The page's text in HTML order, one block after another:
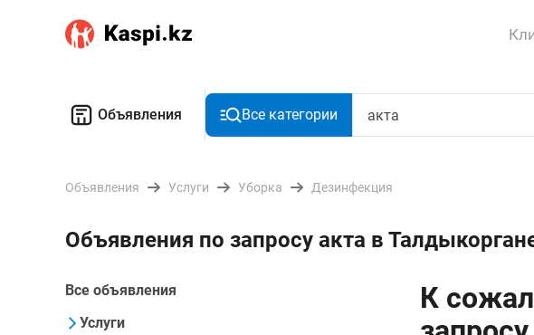
Объявления Все категории
Объявления Услуги Уборка Дезинфекция
Объявления по запросу акта в
Все объявления
Услуги
К